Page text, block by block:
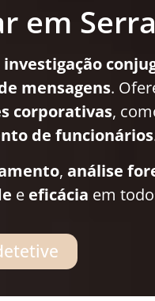
em
investigação
mensagens.
corporativas,
de funcionários
, análise
e eficácia em